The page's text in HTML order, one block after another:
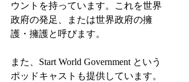
ウントを持っています。これを世界
政府の発足、または世界政府の擁
護・擁護と呼びます。
また、Start World Government という
ポッドキャストも提供しています。